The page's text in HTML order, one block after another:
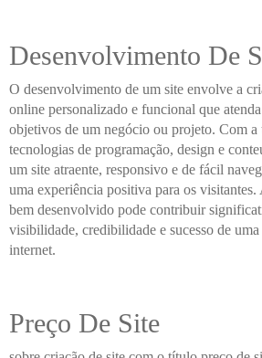
Desenvolvimento De
O desenvolvimento de um site envolve a
online personalizado e funcional que atenda
objetivos de um negócio ou projeto. Com a
tecnologias de programação, design e
um site atraente, responsivo e de fácil
uma experiência positiva para os
bem desenvolvido pode contribuir
visibilidade, credibilidade e sucesso de uma
internet.
Preço De Site